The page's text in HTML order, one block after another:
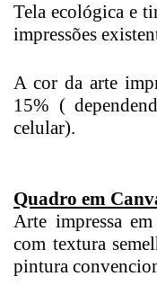
Tela ecológica e
impressões
A cor da arte
15% (
celular).
Quadro em
Arte impressa
com textura
pintura